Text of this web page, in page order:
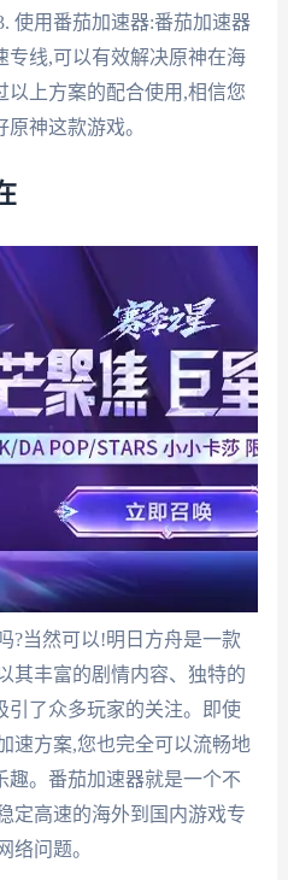
使用番茄加速器:番茄加速器
专线,可以有效解决原神在海
以上方案的配合使用,相信您
神这款游戏。
?当然可以!明日方舟是一款
其丰富的剧情内容、独特的
引了众多玩家的关注。即使
速方案,您也完全可以流畅地
趣。番茄加速器就是一个不
定高速的海外到国内游戏专
络问题。